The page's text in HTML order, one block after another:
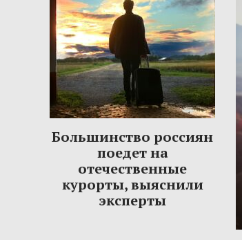
Большинство россиян
поедет на
отечественные
курорты, выяснили
эксперты